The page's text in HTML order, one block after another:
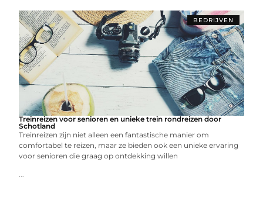
BEDRIJVEN
Treinreizen voor senioren en unieke trein rondreizen door
Schotland
Treinreizen zijn niet alleen een fantastische manier om
comfortabel te reizen, maar ze bieden ook een unieke ervaring
voor senioren die graag op ontdekking willen
...